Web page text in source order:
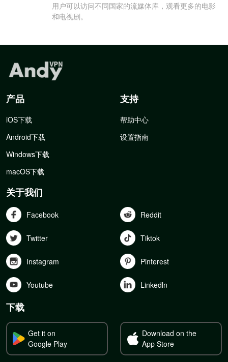
用户可以访问不同国家的流媒体库，观看更多的电影
和电视剧。
产品
iOS下载
Android下载
Windows下载
macOS下载
支持
帮助中心
设置指南
关于我们
Facebook Reddit
Twitter Tiktok
Instagram Pinterest
Youtube Linkedln
下载
Get it on
Google Play
Download on the
App Store